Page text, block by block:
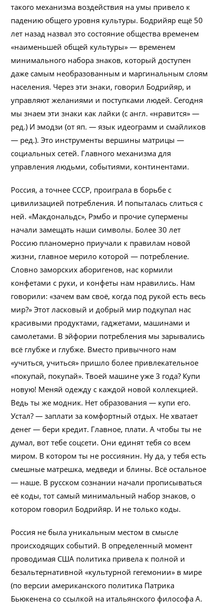
такого механизма воздействия на умы привело к
падению общего уровня культуры. Бодрийяр ещё 50
лет назад назвал это состояние общества временем
«наименьшей общей культуры» — временем
минимального набора знаков, который доступен
даже самым необразованным и маргинальным слоям
населения. Через эти знаки, говорил Бодрийяр, и
управляют желаниями и поступками людей. Сегодня
мы знаем эти знаки как лайки (с англ. «нравится» —
ред.) И эмодзи (от яп. — язык идеограмм и смайликов
— ред.). Это инструменты вершины матрицы —
социальных сетей. Главного механизма для
управления людьми, событиями, континентами.
Россия, а точнее СССР, проиграла в борьбе с
цивилизацией потребления. И попыталась слиться с
ней. «Макдональдс», Рэмбо и прочие супермены
начали замещать наши символы. Более 30 лет
Россию планомерно приучали к правилам новой
жизни, главное мерило которой — потребление.
Словно заморских аборигенов, нас кормили
конфетами с руки, и конфеты нам нравились. Нам
говорили: «зачем вам своё, когда под рукой есть весь
мир?» Этот ласковый и добрый мир подкупал нас
красивыми продуктами, гаджетами, машинами и
самолетами. В эйфории потребления мы зарывались
всё глубже и глубже. Вместо привычного нам
«учиться, учиться» пришло более привлекательное
«покупай, покупай». Твоей машине уже 3 года? Купи
новую! Меняй одежду с каждой новой коллекцией.
Ведь ты же модник. Нет образования — купи его.
Устал? — заплати за комфортный отдых. Не хватает
денег — бери кредит. Главное, плати. А чтобы ты не
думал, вот тебе соцсети. Они единят тебя со всем
миром. В котором ты не россиянин. Ну да, у тебя есть
смешные матрешка, медведи и блины. Всё остальное
— наше. В русском сознании начали прописываться
её коды, тот самый минимальный набор знаков, о
котором говорил Бодрийяр. И не только коды.
Россия не была уникальным местом в смысле
происходящих событий. В определенный момент
проводимая США политика привела к полной и
безальтернативной «культурной гегемонии» в мире
(по версии американского политика Патрика
Бьюкенена со ссылкой на итальянского философа А.